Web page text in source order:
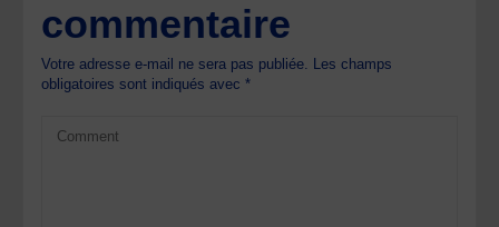
commentaire
Votre adresse e-mail ne sera pas publiée. Les champs
obligatoires sont indiqués avec*